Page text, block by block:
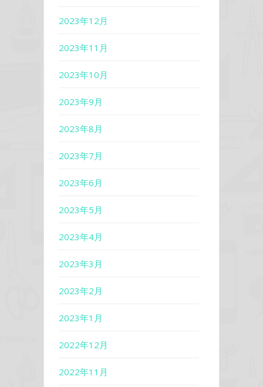
2023年12月
2023年11月
2023年10月
2023年9月
2023年8月
2023年7月
2023年6月
2023年5月
2023年4月
2023年3月
2023年2月
2023年1月
2022年12月
2022年11月